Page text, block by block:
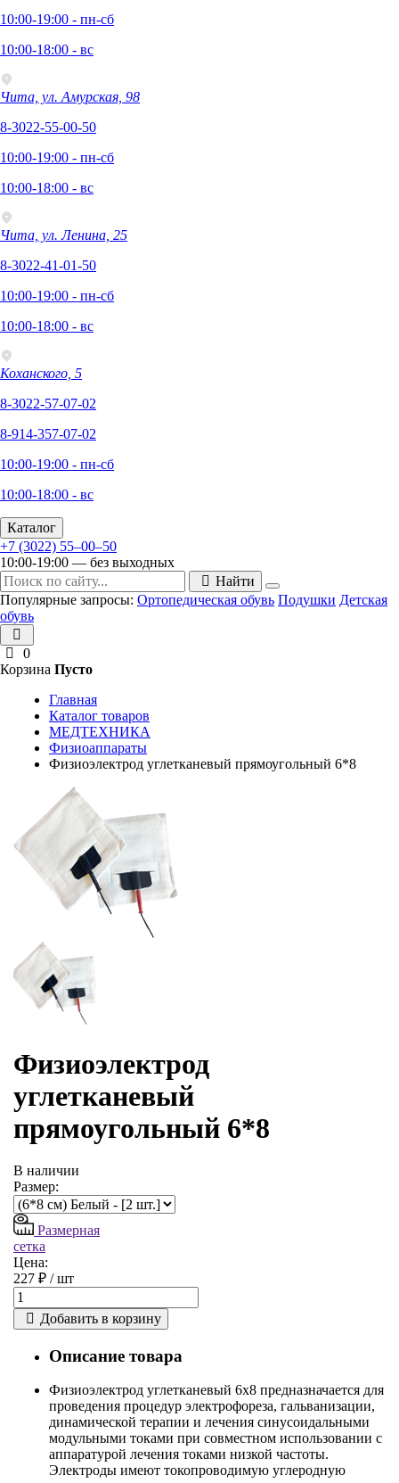
10:00-19:00 - пн-сб
10:00-18:00 - вс
Чита, ул. Амурская, 98
8-3022-55-00-50
10:00-19:00 - пн-сб
10:00-18:00 - вс
Чита, ул. Ленина, 25
8-3022-41-01-50
10:00-19:00 - пн-сб
10:00-18:00 - вс
Коханского, 5
8-3022-57-07-02
8-914-357-07-02
10:00-19:00 - пн-сб
10:00-18:00 - вс
Каталог
+7 (3022) 55‒00‒50
10:00-19:00 — без выходных
Найти
Популярные запросы: Ортопедическая обувь Подушки Детская
обувь
0
Корзина Пусто
Главная
Каталог товаров
МЕДТЕХНИКА
Физиоаппараты
Физиоэлектрод углетканевый прямоугольный 6*8
Физиоэлектрод
углетканевый
прямоугольный 6*8
В наличии
Размер:
Размерная
сетка
Цена:
227 ₽ /шт
Добавить в корзину
Описание товара
Физиоэлектрод углетканевый 6х8 предназначается для
проведения процедур электрофореза, гальванизации,
динамической терапии и лечения синусоидальными
модульными токами при совместном использовании с
аппаратурой лечения токами низкой частоты.
Электроды имеют токопроводимую углеродную